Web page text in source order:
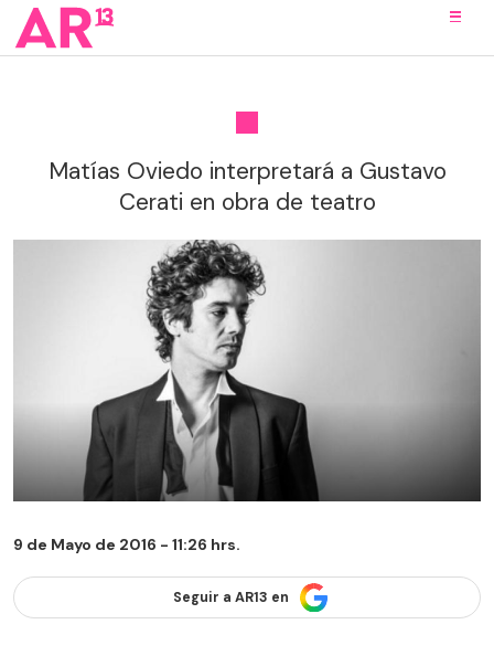
Matías Oviedo interpretará a Gustavo
Cerati en obra de teatro
9 de Mayo de 2016 - 11:26 hrs.
Seguir a AR13 en